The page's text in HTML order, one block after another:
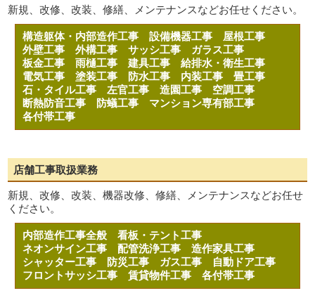
新規、改修、改装、修繕、メンテナンスなどお任せください。
構造躯体・内部造作工事設備機器工事 屋根工事
外壁工事外構工事サッシ工事 ガラス工事
板金工事雨樋工事建具工事給排水・衛生工事
電気工事塗装工事 防水工事 内装工事畳工事
石・タイル工事左官工事造園工事 空調工事
断熱防音工事
防蟻工事 マンション専有部工事
各付帯工事
店舗工事取扱業務
新規、改修、改装、機器改修、修繕、メンテナンスなどお任せ
ください。
内部造作工事全般看板・テント工事
ネオンサイン工事配管洗浄工事造作家具工事
シャッター工事
防災工事 ガス工事
自動ドア工事
フロントサッシ工事賃貸物件工事各付帯工事